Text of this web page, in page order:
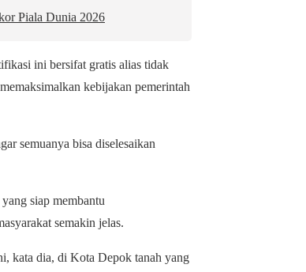
Piala Dunia 2026
ini bersifat gratis alias tidak
kebijakan pemerintah
semuanya bisa diselesaikan
siap membantu
semakin jelas.
kata dia, di Kota Depok tanah yang